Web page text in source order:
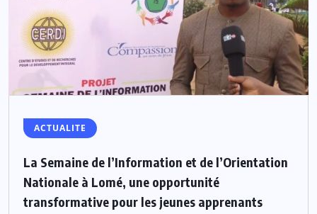
ACTUALITE
La Semaine de l’Information et de l’Orientation
Nationale à Lomé, une opportunité
transformative pour les jeunes apprenants